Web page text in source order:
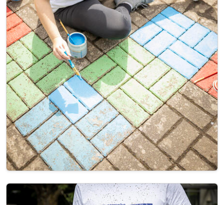
Image